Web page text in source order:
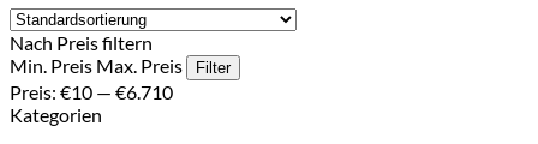
Nach Preis filtern
Min. Preis Max. Preis Filter
Preis: €10 — €6.710
Kategorien